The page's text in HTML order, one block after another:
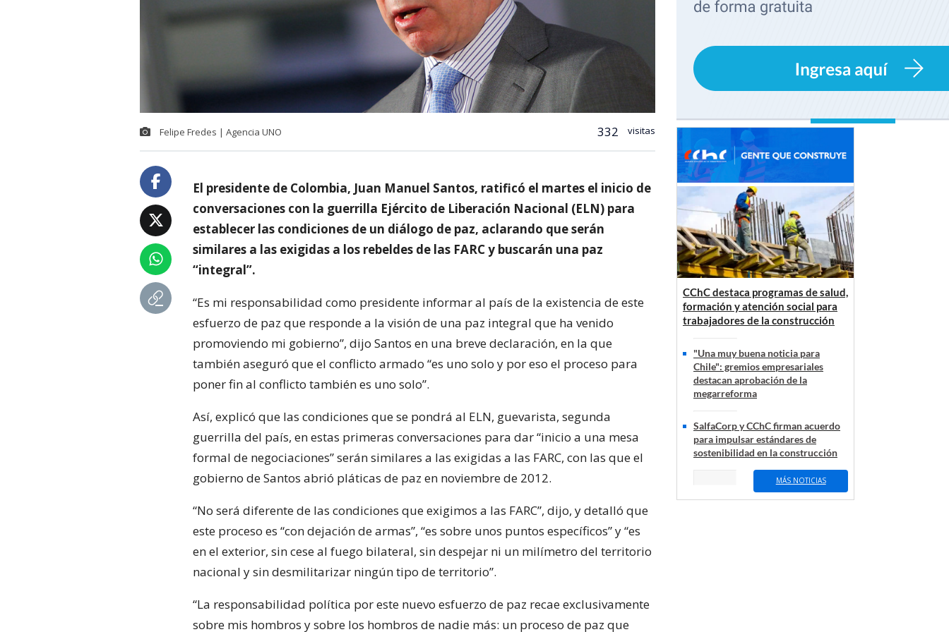
Felipe Fredes | Agencia UNO 332 visitas
El presidente de Colombia, Juan Manuel Santos, ratificó el martes el inicio de
conversaciones con la guerrilla Ejército de Liberación Nacional (ELN) para
establecer las condiciones de un diálogo de paz, aclarando que serán
similares a las exigidas a los rebeldes de las FARC y buscarán una paz
“integral”.
“Es mi responsabilidad como presidente informar al país de la existencia de este
esfuerzo de paz que responde a la visión de una paz integral que ha venido
promoviendo mi gobierno”, dijo Santos en una breve declaración, en la que
también aseguró que el conflicto armado “es uno solo y por eso el proceso para
poner fin al conflicto también es uno solo”.
Así, explicó que las condiciones que se pondrá al ELN, guevarista, segunda
guerrilla del país, en estas primeras conversaciones para dar “inicio a una mesa
formal de negociaciones” serán similares a las exigidas a las FARC, con las que el
gobierno de Santos abrió pláticas de paz en noviembre de 2012.
“No será diferente de las condiciones que exigimos a las FARC”, dijo, y detalló que
este proceso es “con dejación de armas”, “es sobre unos puntos específicos” y “es
en el exterior, sin cese al fuego bilateral, sin despejar ni un milímetro del territorio
nacional y sin desmilitarizar ningún tipo de territorio”.
“La responsabilidad política por este nuevo esfuerzo de paz recae exclusivamente
sobre mis hombros y sobre los hombros de nadie más: un proceso de paz que
CChC destaca programas de salud,
formación y atención social para
trabajadores de la construcción
"Una muy buena noticia para
Chile": gremios empresariales
destacan aprobación de la
megarreforma
SalfaCorp y CChC firman acuerdo
para impulsar estándares de
sostenibilidad en la construcción
MÁS NOTICIAS